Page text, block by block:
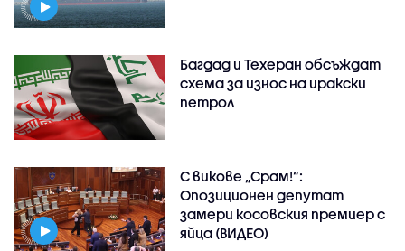
Багдад и Техеран обсъждат
схема за износ на иракски
петрол
С викове „Срам!“:
Опозиционен депутат
замери косовския премиер с
яйца (ВИДЕО)